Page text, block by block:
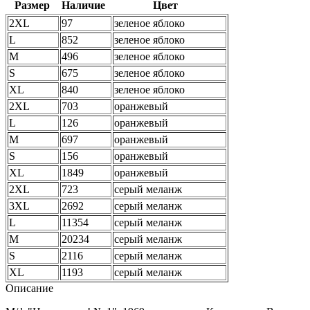
Размер Наличие
Цвет
2XL
97
зеленое яблоко
L
852
зеленое яблоко
M
496
зеленое яблоко
S
675
зеленое яблоко
XL
840
зеленое яблоко
2XL
703
оранжевый
L
126
оранжевый
M
697
оранжевый
S
156
оранжевый
XL
1849
оранжевый
2XL
723
серый меланж
3XL
2692
серый меланж
L
11354
серый меланж
M
20234
серый меланж
S
2116
серый меланж
XL
1193
серый меланж
Описание